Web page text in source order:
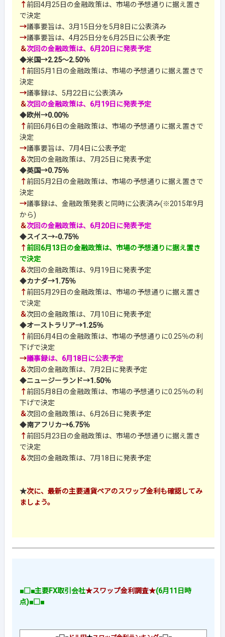
↑前回4月25日の金融政策は、市場の予想通りに据え置き
で決定
→議事要旨は、3月15日分を5月8日に公表済み
→議事要旨は、4月25日分を6月25日に公表予定
＆次回の金融政策は、6月20日に発表予定
◆米国→2.25～2.50％
↑前回5月1日の金融政策は、市場の予想通りに据え置きで
決定
→議事録は、5月22日に公表済み
＆次回の金融政策は、6月19日に発表予定
◆欧州→0.00％
↑前回6月6日の金融政策は、市場の予想通りに据え置きで
決定
→議事要旨は、7月4日に公表予定
＆次回の金融政策は、7月25日に発表予定
◆英国→0.75％
↑前回5月2日の金融政策は、市場の予想通りに据え置きで
決定
→議事録は、金融政策発表と同時に公表済み(※2015年9月
から)
＆次回の金融政策は、6月20日に発表予定
◆スイス→-0.75％
↑前回6月13日の金融政策は、市場の予想通りに据え置き
で決定
＆次回の金融政策は、9月19日に発表予定
◆カナダ→1.75％
↑前回5月29日の金融政策は、市場の予想通りに据え置き
で決定
＆次回の金融政策は、7月10日に発表予定
◆オーストラリア→1.25％
↑前回6月4日の金融政策は、市場の予想通りに0.25％の利
下げで決定
→議事録は、6月18日に公表予定
＆次回の金融政策は、7月2日に発表予定
◆ニュージーランド→1.50％
↑前回5月8日の金融政策は、市場の予想通りに0.25％の利
下げで決定
＆次回の金融政策は、6月26日に発表予定
◆南アフリカ→6.75％
↑前回5月23日の金融政策は、市場の予想通りに据え置き
で決定
＆次回の金融政策は、7月18日に発表予定
★次に、最新の主要通貨ペアのスワップ金利も確認してみ
ましょう。
■□■主要FX取引会社★スワップ金利調査★(6月11日時
点)■□■